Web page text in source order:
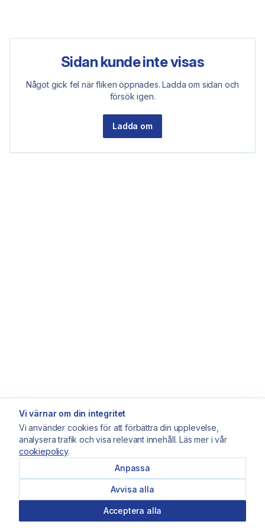
Vi värnar om din integritet
Vi använder cookies för att förbättra din upplevelse,
analysera trafik och visa relevant innehåll. Läs mer i vår
cookiepolicy.
Anpassa
Avvisa alla
Acceptera alla
Sidan kunde inte visas
Något gick fel när fliken öppnades. Ladda om sidan och
försök igen.
Ladda om